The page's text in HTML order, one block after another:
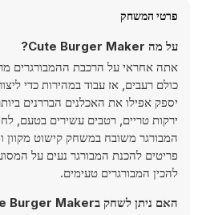
פרטי המשחק
על מה Cute Burger Maker?
אתה אחראי על הרכבת ההמבורגרים
כולם רעבים, אז עבוד במהירות כדי
יספק אפילו את האכלנים הבררנים
ירקות טריים, רטבים עשירים בטעם,
המבורגר משובח במשחק קישוט מקוון
פריטים להכנת המבורגר נעים על
להכין המבורגרים טעימים.
האם ניתן לשחק בCute Burger Maker במובייל?